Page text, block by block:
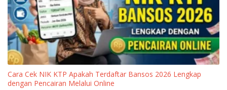
Cara Cek NIK KTP Apakah Terdaftar Bansos 2026 Lengkap
dengan Pencairan Melalui Online